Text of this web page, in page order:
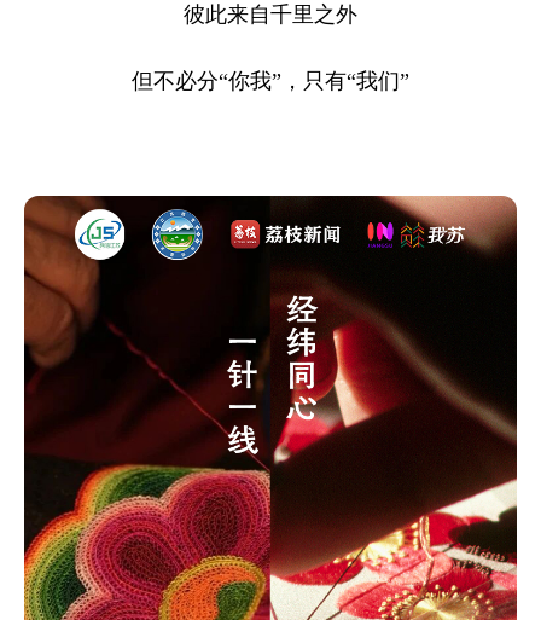
彼此来自千里之外
但不必分“你我”，只有“我们”